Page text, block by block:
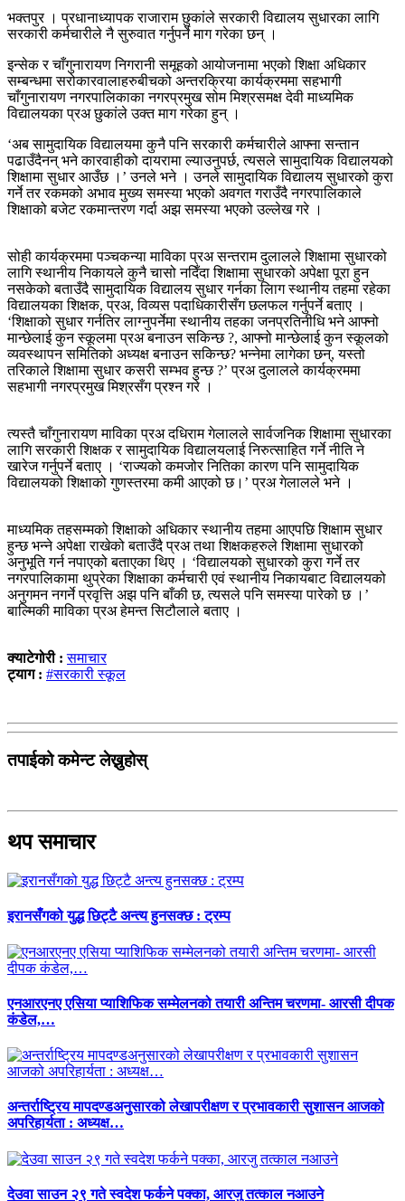
भक्तपुर । प्रधानाध्यापक राजाराम छुकांले सरकारी विद्यालय सुधारका लागि
सरकारी कर्मचारीले नै सुरुवात गर्नुपर्ने माग गरेका छन् ।
इन्सेक र चाँगुनारायण निगरानी समूहको आयोजनामा भएको शिक्षा अधिकार
सम्बन्धमा सरोकारवालाहरुबीचको अन्तरक्रिया कार्यक्रममा सहभागी
चाँगुनारायण नगरपालिकाका नगरप्रमुख सोम मिश्रसमक्ष देवी माध्यमिक
विद्यालयका प्रअ छुकांले उक्त माग गरेका हुन् ।
‘अब सामुदायिक विद्यालयमा कुनै पनि सरकारी कर्मचारीले आफ्ना सन्तान
पढाउँदैनन् भने कारवाहीको दायरामा ल्याउनुपर्छ, त्यसले सामुदायिक विद्यालयको
शिक्षामा सुधार आउँछ ।’ उनले भने । उनले सामुदायिक विद्यालय सुधारको कुरा
गर्ने तर रकमको अभाव मुख्य समस्या भएको अवगत गराउँदै नगरपालिकाले
शिक्षाको बजेट रकमान्तरण गर्दा अझ समस्या भएको उल्लेख गरे ।
सोही कार्यक्रममा पञ्चकन्या माविका प्रअ सन्तराम दुलालले शिक्षामा सुधारको
लागि स्थानीय निकायले कुनै चासो नदिँदा शिक्षामा सुधारको अपेक्षा पूरा हुन
नसकेको बताउँदै सामुदायिक विद्यालय सुधार गर्नका लािग स्थानीय तहमा रहेका
विद्यालयका शिक्षक, प्रअ, विव्यस पदाधिकारीसँग छलफल गर्नुपर्ने बताए ।
‘शिक्षाको सुधार गर्नतिर लाग्नुपर्नेमा स्थानीय तहका जनप्रतिनीधि भने आफ्नो
मान्छेलाई कुन स्कूलमा प्रअ बनाउन सकिन्छ ?, आफ्नो मान्छेलाई कुन स्कूलको
व्यवस्थापन समितिको अध्यक्ष बनाउन सकिन्छ? भन्नेमा लागेका छन्, यस्तो
तरिकाले शिक्षामा सुधार कसरी सम्भव हुन्छ ?’ प्रअ दुलालले कार्यक्रममा
सहभागी नगरप्रमुख मिश्रसँग प्रश्न गरे ।
त्यस्तै चाँगुनारायण माविका प्रअ दधिराम गेलालले सार्वजनिक शिक्षामा सुधारका
लागि सरकारी शिक्षक र सामुदायिक विद्यालयलाई निरुत्साहित गर्ने नीति ने
खारेज गर्नुपर्ने बताए । ‘राज्यको कमजोर नितिका कारण पनि सामुदायिक
विद्यालयको शिक्षाको गुणस्तरमा कमी आएको छ।’ प्रअ गेलालले भने ।
माध्यमिक तहसम्मको शिक्षाको अधिकार स्थानीय तहमा आएपछि शिक्षाम सुधार
हुन्छ भन्ने अपेक्षा राखेको बताउँदै प्रअ तथा शिक्षकहरुले शिक्षामा सुधारको
अनुभूति गर्न नपाएको बताएका थिए । ‘विद्यालयको सुधारको कुरा गर्ने तर
नगरपालिकामा थुप्रेका शिक्षाका कर्मचारी एवं स्थानीय निकायबाट विद्यालयको
अनुगमन नगर्ने प्रवृत्ति अझ पनि बाँकी छ, त्यसले पनि समस्या पारेको छ ।’
बाल्मिकी माविका प्रअ हेमन्त सिटौलाले बताए ।
क्याटेगोरी :समाचार
ट्याग : #सरकारी स्कूल
तपाईको कमेन्ट लेख्नुहोस्
थप समाचार
इरानसँगको युद्ध छिट्टै अन्त्य हुनसक्छ : ट्रम्प
एनआरएनए एसिया प्याशिफिक सम्मेलनको तयारी अन्तिम चरणमा- आरसी दीपक
कंडेल,…
अन्तर्राष्ट्रिय मापदण्डअनुसारको लेखापरीक्षण र प्रभावकारी सुशासन आजको
अपरिहार्यता : अध्यक्ष…
देउवा साउन २९ गते स्वदेश फर्कने पक्का, आरजु तत्काल नआउने